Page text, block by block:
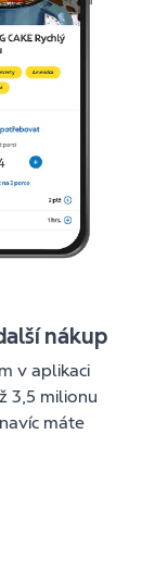
nákup
v aplikaci
3,5 milionu
máte